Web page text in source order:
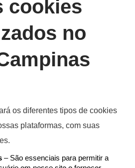
cookies
no
os diferentes tipos de cookies
plataformas, com suas
– São essenciais para permitir a